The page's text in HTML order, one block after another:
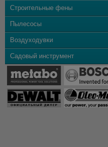
Строительные фены
Пылесосы
Воздуходувки
Садовый инструмент